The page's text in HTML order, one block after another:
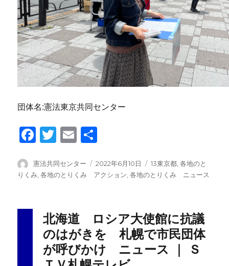
団体名:憲法東京共同センター
F
c
e
o
o
k
T
tt
er
E
ail
投
稿
憲法共同センター
投
稿
2022年6月10日
カ
テ
13東京都,各地のと
りくみ ,各地のとりくみ アクション ,各地のとりくみ ニュース
北海道 ロシア大使館に抗議
のはがきを 札幌で市民団体
が呼びかけ ニュース ｜ Ｓ